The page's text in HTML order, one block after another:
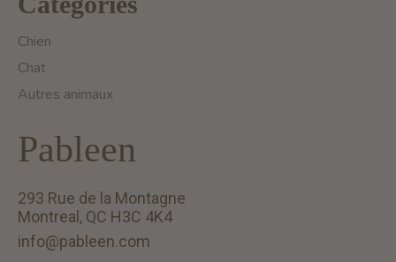
Chien
Chat
Autres animaux
Pableen
293 Rue de la Montagne
Montreal, QC H3C 4K4
info@pableen.com